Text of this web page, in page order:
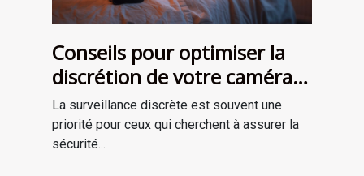
Conseils pour optimiser la
discrétion de votre caméra
espion
La surveillance discrète est souvent une
priorité pour ceux qui cherchent à assurer la
sécurité...